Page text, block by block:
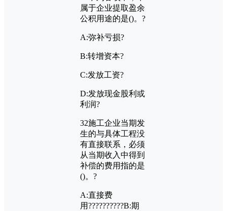
属于企业提取盈余
公积用途的是()。?
A:弥补亏损?
B:转增资本?
C:发放工资?
D:发放现金股利或
利润?
32施工企业当期发
生的与具体工程没
有直接联系，必须
从当期收入中得到
补偿的费用指的是
()。?
A:直接费
用??????????B:期